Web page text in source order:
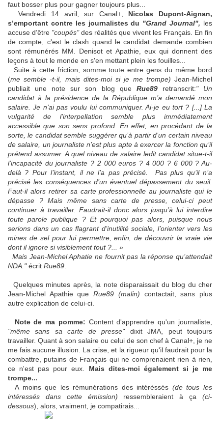
faut bosser plus pour gagner toujours plus...
Vendredi 14 avril, sur Canal+, Nicolas Dupont-Aignan,
s’emportant contre les journalistes du "Grand Journal", les
accuse d’être "coupés"des réalités que vivent les Français. En fin
de compte, c'est le clash quand le candidat demande combien
sont rémunérés MM. Denisot et Apathie, eux qui donnent des
leçons à tout le monde en s'en mettant plein les fouilles...
Suite à cette friction, somme toute entre gens du même bord
(me semble -t-il, mais dites-moi si je me trompe) Jean-Michel
publiait une note sur son blog que Rue89retranscrit:" Un
candidat à la présidence de la République m’a demandé mon
salaire. Je n’ai pas voulu lui communiquer. Ai-je eu tort ? [...] La
vulgarité de l’interpellation semble plus immédiatement
accessible que son sens profond. En effet, en procédant de la
sorte, le candidat semble suggérer qu’à partir d’un certain niveau
de salaire, un journaliste n’est plus apte à exercer la fonction qu’il
prétend assumer. A quel niveau de salaire ledit candidat situe-t-il
l’incapacité du journaliste ? 2 000 euros ? 4 000 ? 6 000 ? Au-
delà ? Pour l’instant, il ne l’a pas précisé.
Pas plus qu’il n’a
précisé les conséquences d’un éventuel dépassement du seuil.
Faut-il alors retirer sa carte professionnelle au journaliste qui le
dépasse ? Mais même sans carte de presse, celui-ci peut
continuer à travailler. Faudrait-il donc alors jusqu’à lui interdire
toute parole publique ? Et pourquoi pas alors, puisque nous
serions dans un cas flagrant d’inutilité sociale, l’orienter vers les
mines de sel pour lui permettre, enfin, de découvrir la vraie vie
dont il ignore si visiblement tout ?... »
Mais Jean-Michel Aphatie ne fournit pas la réponse qu’attendait
NDA."écrit Rue89
Quelques minutes après, la note disparaissait du blog du cher
Jean-Michel Apathie queRue89 (malin) contactait, sans plus
autre explication de celui-ci.
Note de ma pomme: Content d'apprendre qu'un journaliste,
"même sans sa carte de presse"dixit JMA, peut toujours
travailler. Quant à son salaire ou celui de son chef à Canal+, je ne
me fais aucune illusion. La crise, et la rigueur qu'il faudrait pour la
combattre, putains de Français qui ne comprenaient rien à rien,
ce n'est pas pour eux. Mais dites-moi également si je me
trompe...
A moins que les rémunérations des intéréssés (de tous les
intéressés dans cette émission) ressembleraient à ça(ci-
dessous), alors, vraiment, je compatirais...